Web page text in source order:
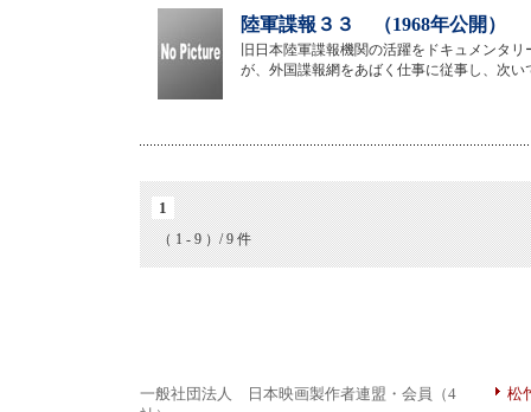
陸軍諜報３３ （1968年公開）
旧日本陸軍諜報機関の活躍をドキュメンタ
が、外国諜報網をあばく仕事に従事し、次
1
（ 1 - 9 ）/ 9 件
一般社団法人 日本映画製作者連盟・会員（4
松